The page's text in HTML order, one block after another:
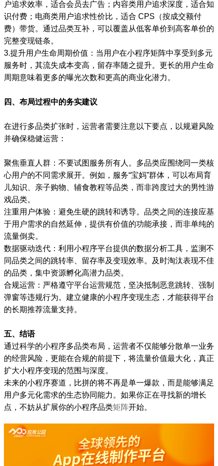
户追求效率，适合会员去广告；内容类用户追求深度，适合知
识付费；电商类用户追求性价比，适合 CPS（按成交额付
费）带货。通过品类互补，可以覆盖从低客单价到高客单价的
完整变现链条。
3.提升用户生命周期价值：当用户在小程序矩阵中享受到多元
服务时，其流失成本变高，留存率随之提升。更长的用户生命
周期意味着更多的曝光次数和更高的商业化潜力。
四、布局过程中的务实建议
在进行多品类扩张时，运营者需要注意以下要点，以规避风险
并确保稳健运营：
聚焦垂直人群：不要试图服务所有人。多品类应围绕同一类核
心用户的不同需求展开。例如，服务“宝妈”群体，可以布局育
儿知识、亲子购物、辅食教程等品类，而非跨度过大的男性游
戏品类。
注重用户体验：避免生硬的跳转和诱导。品类之间的连接应基
于用户需求的自然延伸，提供有价值的功能承接，而非单纯的
流量倒卖。
数据驱动迭代：利用小程序平台提供的数据分析工具，监测不
同品类之间的跳转率、留存率及变现效率。及时淘汰表现不佳
的品类，集中资源孵化高潜力品类。
合规运营：严格遵守平台运营规范，坚决抵制恶意跳转、强制
弹窗等违规行为。建立健康的小程序变现生态，才能获得平台
的长期推荐流量支持。
五、结语
通过科学的小程序多品类布局，运营者不仅能够分散单一业务
的经营风险，更能在合规的前提下，将流量价值最大化，真正
扩大小程序变现的范围与深度。
未来的小程序赛道，比拼的将不再是单一爆款，而是能够满足
用户多元化需求的生态协同能力。如果你正在寻找新的增长
点，不妨从扩展你的小程序品类矩阵开始。